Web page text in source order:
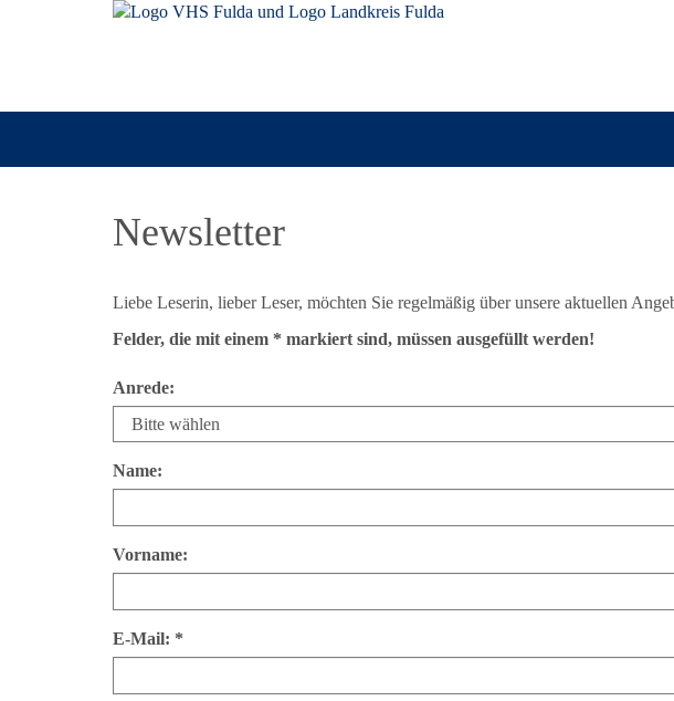
Newsletter
Liebe Leserin, lieber Leser, möchten Sie regelmäßig über unsere aktuellen
Felder, die mit einem * markiert sind, müssen ausgefüllt werden!
Anrede:
Name:
Vorname:
E-Mail: *